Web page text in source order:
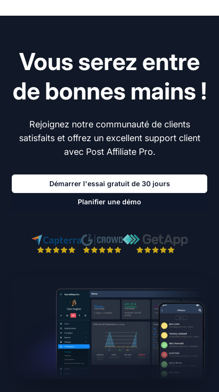
Vous serez entre
de bonnes mains !
Rejoignez notre communauté de clients
satisfaits et offrez un excellent support client
avec Post Affiliate Pro.
Démarrer l'essai gratuit de 30 jours
Planifier une démo